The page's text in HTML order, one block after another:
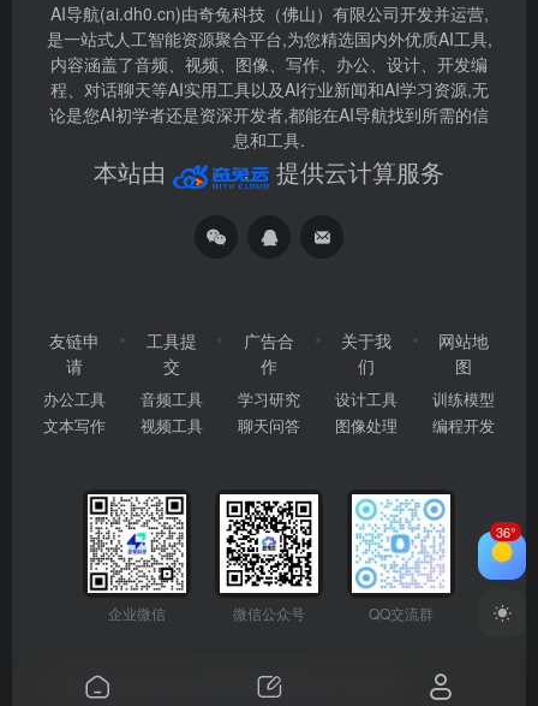
AI导航(ai.dh0.cn)由奇兔科技（佛山）有限公司开发并运营,
是一站式人工智能资源聚合平台,为您精选国内外优质AI工具,
内容涵盖了音频、视频、图像、写作、办公、设计、开发编
程、对话聊天等AI实用工具以及AI行业新闻和AI学习资源,无
论是您AI初学者还是资深开发者,都能在AI导航找到所需的信
息和工具.
本站由 提供云计算服务
友链申
请
办公工具
文本写作
工具提
交
音频工具
视频工具
广告合
作
学习研究
聊天问答
关于我
们
设计工具
图像处理
网站地
图
训练模型
编程开发
企业微信 微信公众号 QQ交流群
Copyright © 2026 粤ICP备2024177666号
36°